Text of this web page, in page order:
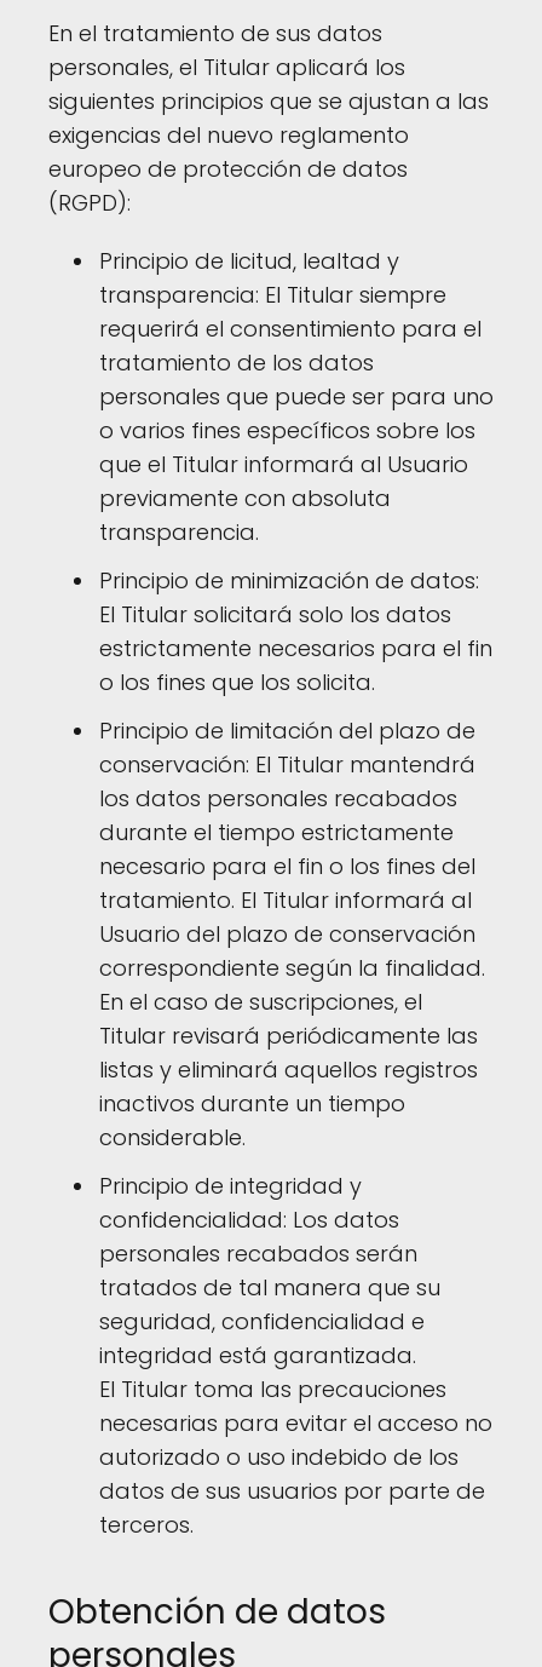
En el tratamiento de sus datos
personales, el Titular aplicará los
siguientes principios que se ajustan a las
exigencias del nuevo reglamento
europeo de protección de datos
(RGPD):
Principio de licitud, lealtad y
transparencia: El Titular siempre
requerirá el consentimiento para el
tratamiento de los datos
personales que puede ser para uno
o varios fines específicos sobre los
que el Titular informará al Usuario
previamente con absoluta
transparencia.
Principio de minimización de datos:
El Titular solicitará solo los datos
estrictamente necesarios para el fin
o los fines que los solicita.
Principio de limitación del plazo de
conservación: El Titular mantendrá
los datos personales recabados
durante el tiempo estrictamente
necesario para el fin o los fines del
tratamiento. El Titular informará al
Usuario del plazo de conservación
correspondiente según la finalidad.
En el caso de suscripciones, el
Titular revisará periódicamente las
listas y eliminará aquellos registros
inactivos durante un tiempo
considerable.
Principio de integridad y
confidencialidad: Los datos
personales recabados serán
tratados de tal manera que su
seguridad, confidencialidad e
integridad está garantizada.
El Titular toma las precauciones
necesarias para evitar el acceso no
autorizado o uso indebido de los
datos de sus usuarios por parte de
terceros.
Obtención de datos
personales